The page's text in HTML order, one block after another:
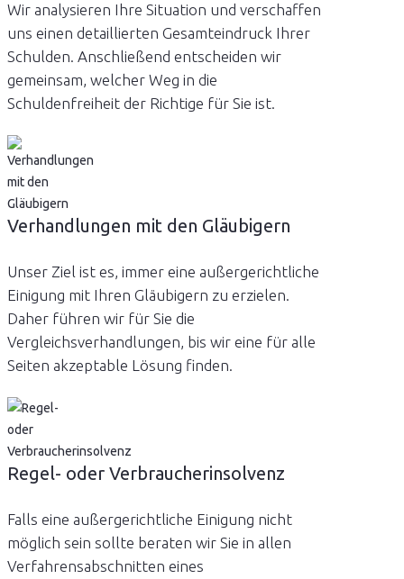
Wir analysieren Ihre Situation und verschaffen
uns einen detaillierten Gesamteindruck Ihrer
Schulden. Anschließend entscheiden wir
gemeinsam, welcher Weg in die
Schuldenfreiheit der Richtige für Sie ist.
Verhandlungen mit den Gläubigern
Unser Ziel ist es, immer eine außergerichtliche
Einigung mit Ihren Gläubigern zu erzielen.
Daher führen wir für Sie die
Vergleichsverhandlungen, bis wir eine für alle
Seiten akzeptable Lösung finden.
Regel- oder Verbraucherinsolvenz
Falls eine außergerichtliche Einigung nicht
möglich sein sollte beraten wir Sie in allen
Verfahrensabschnitten eines